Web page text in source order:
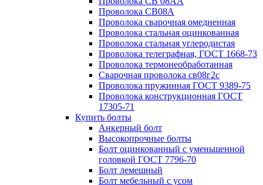
Проволока СВ08А
Проволока сварочная омедненная
Проволока стальная оцинкованная
Проволока стальная углеродистая
Проволока телеграфная, ГОСТ 1668-73
Проволока термонеобработанная
Сварочная проволока св08г2с
Проволока пружинная ГОСТ 9389-75
Проволока конструкционная ГОСТ
17305-71
Купить болты
Анкерный болт
Высокопрочные болты
Болт оцинкованный с уменьшенной
головкой ГОСТ 7796-70
Болт лемешный
Болт мебельный с усом